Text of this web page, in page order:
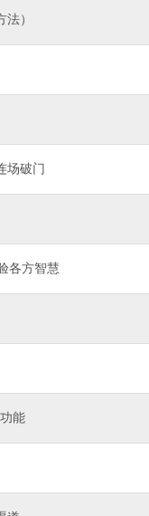
）
场破门
各方智慧
能